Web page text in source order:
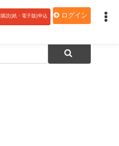
購読(紙・電子版)申込 ログイン